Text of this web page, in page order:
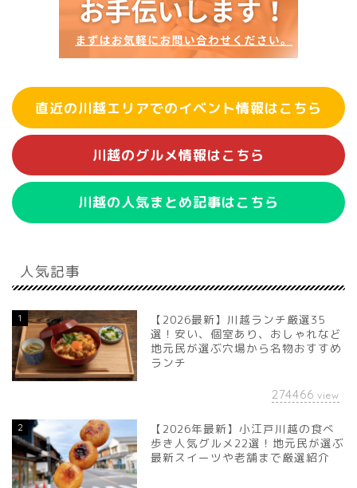
直近の川越エリアでのイベント情報はこちら
川越のグルメ情報はこちら
川越の人気まとめ記事はこちら
人気記事
1
【2026最新】川越ランチ厳選35
選！安い、個室あり、おしゃれなど
地元民が選ぶ穴場から名物おすすめ
ランチ
274466 view
2
【2026年最新】小江戸川越の食べ
歩き人気グルメ22選！地元民が選ぶ
最新スイーツや老舗まで厳選紹介